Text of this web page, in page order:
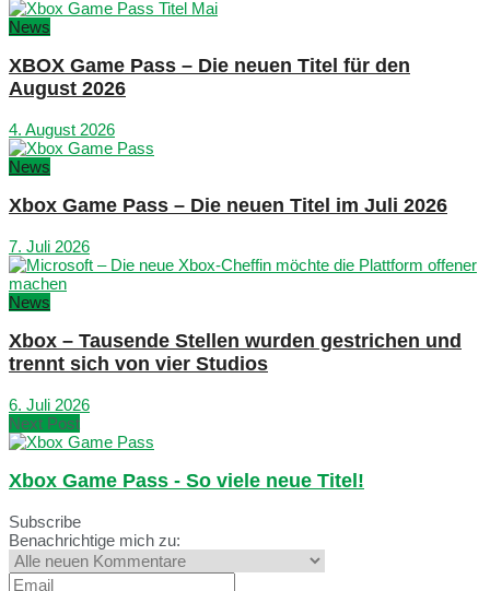
News
XBOX Game Pass – Die neuen Titel für den
August 2026
4. August 2026
News
Xbox Game Pass – Die neuen Titel im Juli 2026
7. Juli 2026
News
Xbox – Tausende Stellen wurden gestrichen und
trennt sich von vier Studios
6. Juli 2026
Next Post
Xbox Game Pass - So viele neue Titel!
Subscribe
Benachrichtige mich zu: